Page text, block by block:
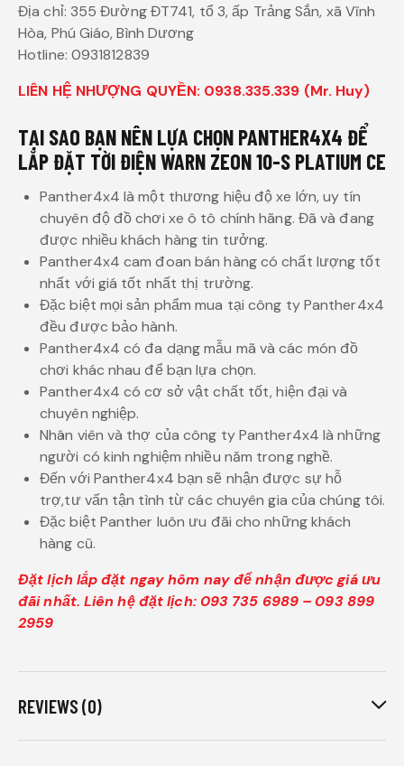
Địa chỉ: 355 Đường ĐT741, tổ 3, ấp Trảng Sắn, xã Vĩnh
Hòa, Phú Giáo, Bình Dương
Hotline: 0931812839
LIÊN HỆ NHƯỢNG QUYỀN: 0938.335.339 (Mr. Huy)
TẠI SAO BẠN NÊN LỰA CHỌN PANTHER4X4 ĐỂ
LẮP ĐẶT TỜI ĐIỆN WARN ZEON 10-S PLATIUM CE
Panther4x4 là một thương hiệu độ xe lớn, uy tín
chuyên độ đồ chơi xe ô tô chính hãng. Đã và đang
được nhiều khách hàng tin tưởng.
Panther4x4 cam đoan bán hàng có chất lượng tốt
nhất với giá tốt nhất thị trường.
Đặc biệt mọi sản phẩm mua tại công ty Panther4x4
đều được bảo hành.
Panther4x4 có đa dạng mẫu mã và các món đồ
chơi khác nhau để bạn lựa chọn.
Panther4x4 có cơ sở vật chất tốt, hiện đại và
chuyên nghiệp.
Nhân viên và thợ của công ty Panther4x4 là những
người có kinh nghiệm nhiều năm trong nghề.
Đến với Panther4x4 bạn sẽ nhận được sự hỗ
trợ,tư vấn tận tình từ các chuyên gia của chúng tôi.
Đặc biệt Panther luôn ưu đãi cho những khách
hàng cũ.
Đặt lịch lắp đặt ngay hôm nay để nhận được giá ưu
đãi nhất. Liên hệ đặt lịch: 093 735 6989 – 093 899
2959
REVIEWS (0)